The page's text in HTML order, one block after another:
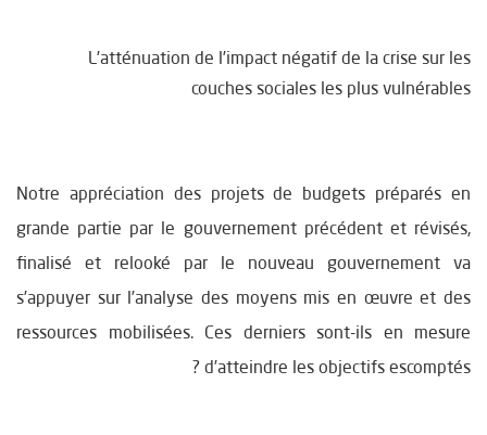
L’atténuation de l’impact négatif de la crise sur les
couches sociales les plus vulnérables
Notre appréciation des projets de budgets préparés en
grande partie par le gouvernement précédent et révisés,
finalisé et relooké par le nouveau gouvernement va
s’appuyer sur l’analyse des moyens mis en œuvre et des
ressources mobilisées. Ces derniers sont-ils en mesure
d’atteindre les objectifs escomptés ?